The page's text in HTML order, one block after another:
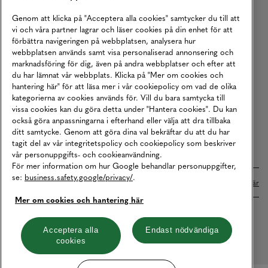
Köpvillkor
Karriär
Vårt Ansvar
Våra Tjänster
Press
Studentrabatt
B2B
Tillgänglighetsredogörelse
Betalningar online sköts i samarbete med Klarna. Läs mer här
Cookies Integritetspolicy
Hantera cookies
Genom att klicka på "Acceptera alla cookies" samtycker du till att
vi och våra partner lagrar och läser cookies på din enhet för att
förbättra navigeringen på webbplatsen, analysera hur
webbplatsen används samt visa personaliserad annonsering och
marknadsföring för dig, även på andra webbplatser och efter att
du har lämnat vår webbplats. Klicka på "Mer om cookies och
hantering här" för att läsa mer i vår cookiepolicy om vad de olika
kategorierna av cookies används för. Vill du bara samtycka till
vissa cookies kan du göra detta under "Hantera cookies". Du kan
också göra anpassningarna i efterhand eller välja att dra tillbaka
ditt samtycke. Genom att göra dina val bekräftar du att du har
tagit del av vår integritetspolicy och cookiepolicy som beskriver
vår personuppgifts- och cookieanvändning.
För mer information om hur Google behandlar personuppgifter,
se: business.safety.google/privacy/.
Mer om cookies och hantering här
Acceptera alla
cookies
Endast nödvändiga